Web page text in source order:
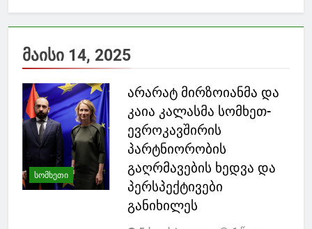
მაისი 14, 2025
ᲡᲝᲛᲮᲔᲗᲘ
არარატ მირზოიანმა და
კაია კალასმა სომხეთ-
ევროკავშირის
პარტნიორობის
გაღრმავების ხედვა და
პერსპექტივები
განიხილეს